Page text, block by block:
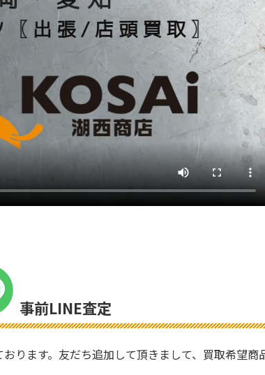
事前LINE査定
ります。友だち追加して頂きまして、買取希望商